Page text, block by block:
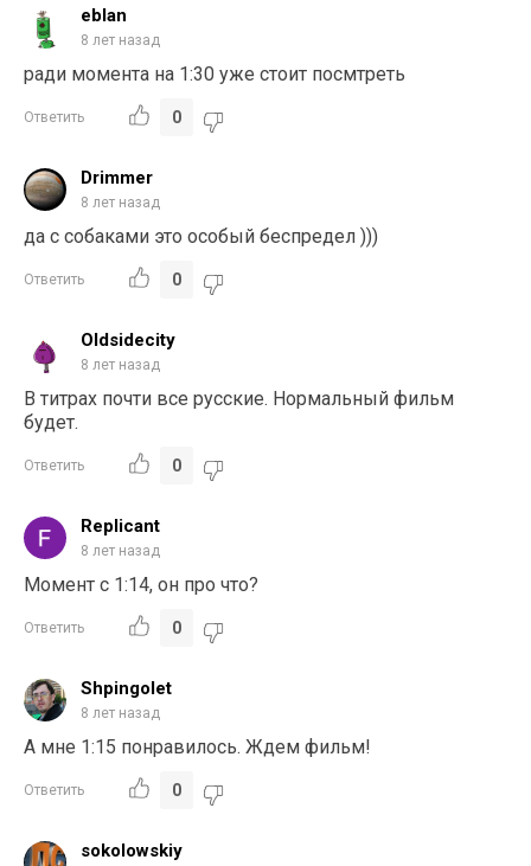
eblan
8 лет назад
ради момента на 1:30 уже стоит посмтреть
Ответить 0
Drimmer
8 лет назад
да с собаками это особый беспредел )))
Ответить 0
Oldsidecity
8 лет назад
В титрах почти все русские. Нормальный фильм
будет.
Ответить 0
Replicant
8 лет назад
Момент с 1:14, он про что?
Ответить 0
Shpingolet
8 лет назад
А мне 1:15 понравилось. Ждем фильм!
Ответить 0
sokolowskiy